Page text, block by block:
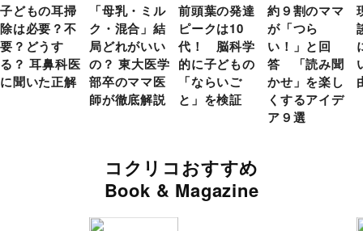
子どもの耳掃
除は必要？不
要？どうす
る？ 耳鼻科医
に聞いた正解
「母乳・ミル
ク・混合」結
局どれがいい
の？ 東大医学
部卒のママ医
師が徹底解説
前頭葉の発達
ピークは10
代！ 脳科学
的に子どもの
「ならいご
と」を検証
約９割のママ
が「つら
い！」と回
答 「読み聞
かせ」を楽し
くするアイデ
ア９選
コクリコおすすめ
Book & Magazine